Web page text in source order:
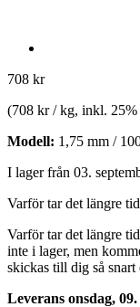
708 kr
(708 kr / kg, inkl. 25%
Modell: 1,75 mm /
I lager från 03.
Varför tar det längre
Varför tar det längre
inte i lager, men
skickas till dig så snart
Leverans onsdag,